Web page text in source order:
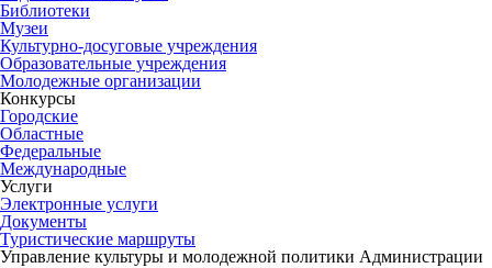
Библиотеки
Музеи
Культурно-досуговые учреждения
Образовательные учреждения
Молодежные организации
Конкурсы
Городские
Областные
Федеральные
Международные
Услуги
Электронные услуги
Документы
Туристические маршруты
Управление культуры и молодежной политики Администрации